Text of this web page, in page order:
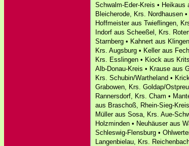
Schwalm-Eder-Kreis • Heikaus
Bleicherode, Krs. Nordhausen
Hoffmeister aus Twieflingen,
Indorf aus Scheeßel, Krs.
Starnberg • Kahnert aus
Krs. Augsburg • Keller aus
Krs. Esslingen • Kiock aus
Alb-Donau-Kreis • Krause aus
Krs. Schubin/Wartheland •
Grabowen, Krs. Goldap/
Rannersdorf, Krs. Cham •
aus Braschoß, Rhein-Sieg-
Müller aus Sosa, Krs. Aue-
Holzminden • Neuhäuser aus
Schleswig-Flensburg •
Langenbielau, Krs.